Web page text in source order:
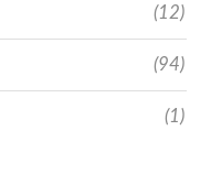
(12)
(94)
(1)